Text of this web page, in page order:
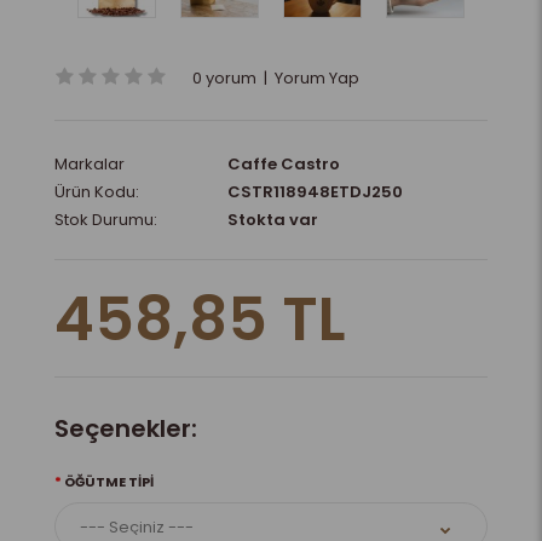
0 yorum | Yorum Yap
Markalar
Caffe Castro
Ürün Kodu:
CSTR118948ETDJ250
Stok Durumu:
Stokta var
458,85 TL
Seçenekler:
ÖĞÜTME TIPI